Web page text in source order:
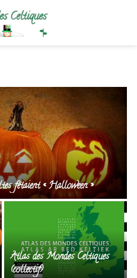
fêtaient « Halloween »
Atlas des Mondes Celtiques
(collectif)